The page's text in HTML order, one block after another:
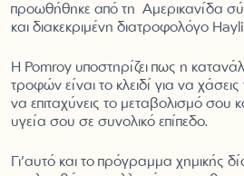
προωθήθηκε από τη Αμερικανίδα
και διακεκριμένη διατροφολόγο
Η Pomroy υποστηρίζει πως η
τροφών είναι το κλειδί για να
να επιταχύνεις το μεταβολισμό σου
υγεία σου σε συνολικό επίπεδο.
Γι’αυτό και το πρόγραμμα χημικής